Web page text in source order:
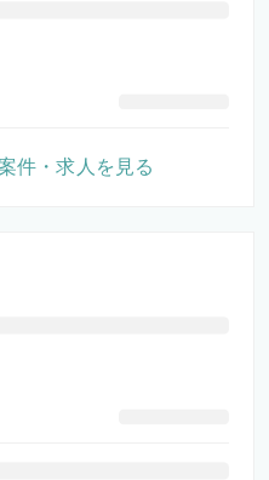
件・求人を見る